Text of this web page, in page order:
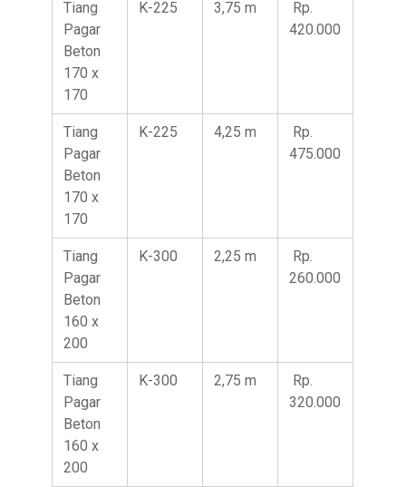
Tiang
Pagar
Beton
170 x
170
K-225 3,75 m
Rp.
420.000
Tiang
Pagar
Beton
170 x
170
K-225 4,25 m
Rp.
475.000
Tiang
Pagar
Beton
160 x
200
K-300 2,25 m
Rp.
260.000
Tiang
Pagar
Beton
160 x
200
K-300 2,75 m
Rp.
320.000